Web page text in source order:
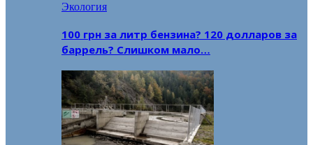
Экология
100 грн за литр бензина? 120 долларов за
баррель? Слишком мало…